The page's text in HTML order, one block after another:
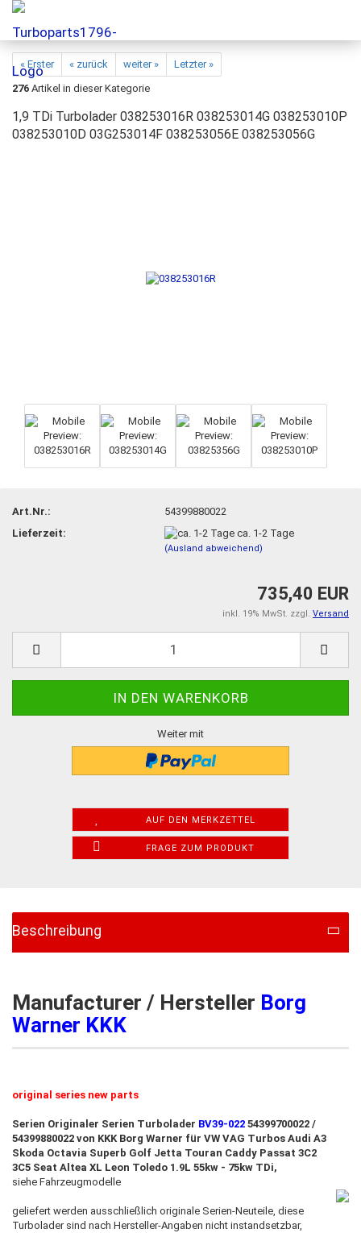
« Erster « zurück weiter »
Letzter »
276 Artikel in dieser Kategorie
1,9 TDi Turbolader 038253016R 038253014G 038253010P
038253010D 03G253014F 038253056E 038253056G
Art.Nr.:
54399880022
Lieferzeit:
ca. 1-2 Tage
(Ausland abweichend)
735,40 EUR
inkl. 19% MwSt. zzgl. Versand
Weiter mit
AUF DEN MERKZETTEL
FRAGE ZUM PRODUKT
Beschreibung
Manufacturer / Hersteller Borg
Warner KKK
original series new parts
Serien Originaler Serien Turbolader BV39-022 54399700022 /
54399880022 von KKK Borg Warner für VW VAG Turbos Audi A3
Skoda Octavia Superb Golf Jetta Touran Caddy Passat 3C2
3C5 Seat Altea XL Leon Toledo 1.9L 55kw - 75kw TDi,
siehe Fahrzeugmodelle
geliefert werden ausschließlich originale Serien-Neuteile, diese
Turbolader sind nach Hersteller-Angaben nicht instandsetzbar,